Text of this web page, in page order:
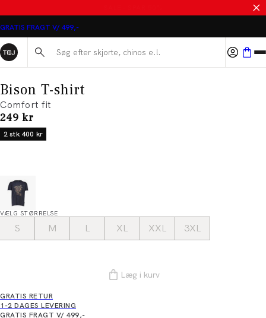
GRATIS FRAGT V/ 499,-
Søg her...
Bison T-shirt
Comfort fit
I alt (inkl. rabat)
249 kr
2 stk 400 kr
VÆLG STØRRELSE
S M L XL XXL 3XL
Læg i kurv
GRATIS RETUR
1-2 DAGES LEVERING
GRATIS FRAGT V/ 499,-